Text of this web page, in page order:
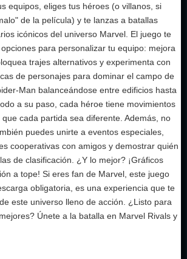
equipos, eliges tus héroes (o villanos, si
de la película) y te lanzas a batallas
icónicos del universo Marvel. El juego te
para personalizar tu equipo: mejora
trajes alternativos y experimenta con
de personajes para dominar el campo de
Man balanceándose entre edificios hasta
a su paso, cada héroe tiene movimientos
cada partida sea diferente. Además, no
puedes unirte a eventos especiales,
cooperativas con amigos y demostrar quién
de clasificación. ¿Y lo mejor? ¡Gráficos
a tope! Si eres fan de Marvel, este juego
obligatoria, es una experiencia que te
este universo lleno de acción. ¿Listo para
Únete a la batalla en Marvel Rivals y